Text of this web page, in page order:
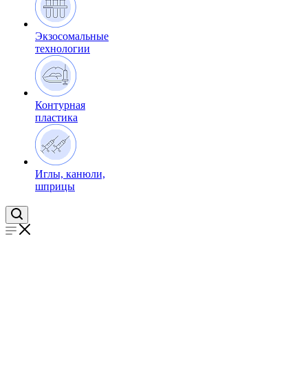
Экзосомальные
технологии
Контурная
пластика
Иглы, канюли,
шприцы